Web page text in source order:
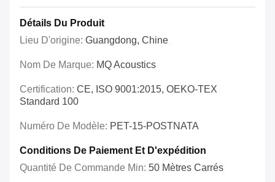
Détails Du Produit
Lieu D'origine: Guangdong, Chine
Nom De Marque: MQ Acoustics
Certification: CE, ISO 9001:2015, OEKO-TEX
Standard 100
Numéro De Modèle: PET-15-POSTNATA
Conditions De Paiement Et D'expédition
Quantité De Commande Min: 50 Mètres Carrés